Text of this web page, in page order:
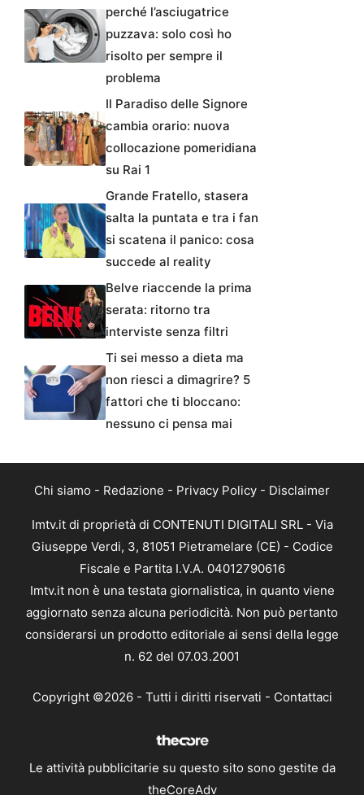
perché l’asciugatrice
puzzava: solo così ho
risolto per sempre il
problema
Il Paradiso delle Signore
cambia orario: nuova
collocazione pomeridiana
su Rai 1
Grande Fratello, stasera
salta la puntata e tra i fan
si scatena il panico: cosa
succede al reality
Belve riaccende la prima
serata: ritorno tra
interviste senza filtri
Ti sei messo a dieta ma
non riesci a dimagrire? 5
fattori che ti bloccano:
nessuno ci pensa mai
Chi siamo - Redazione - Privacy Policy - Disclaimer
Imtv.it di proprietà di CONTENUTI DIGITALI SRL - Via
Giuseppe Verdi, 3, 81051 Pietramelare (CE) - Codice
Fiscale e Partita I.V.A. 04012790616
Imtv.it non è una testata giornalistica, in quanto viene
aggiornato senza alcuna periodicità. Non può pertanto
considerarsi un prodotto editoriale ai sensi della legge
n. 62 del 07.03.2001
Copyright ©2026 - Tutti i diritti riservati - Contattaci
Le attività pubblicitarie su questo sito sono gestite da
theCoreAdv